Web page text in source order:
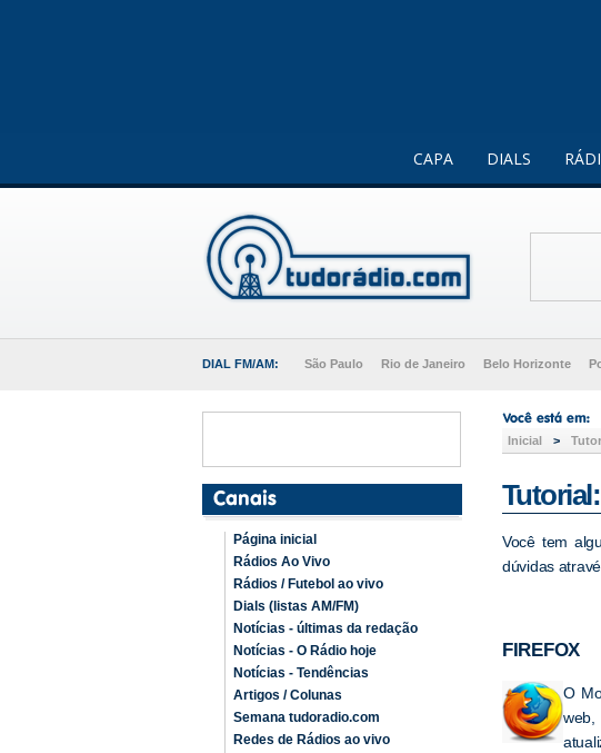
CAPA DIALS
DIAL FM/AM: São Paulo Rio de Janeiro Belo Horizonte
Página inicial
Rádios Ao Vivo
Rádios / Futebol ao vivo
Dials (listas AM/FM)
Notícias - últimas da redação
Notícias - O Rádio hoje
Notícias - Tendências
Artigos / Colunas
Semana tudoradio.com
Redes de Rádios ao vivo
Inicial >
Você tem
dúvidas
FIREFOX
O